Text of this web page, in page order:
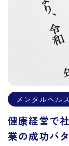
メンタルヘルス
健康経営で
業の成功パ